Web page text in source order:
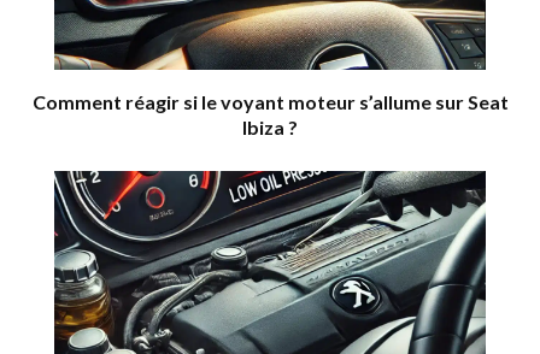
Comment réagir si le voyant moteur s’allume sur Seat
Ibiza ?